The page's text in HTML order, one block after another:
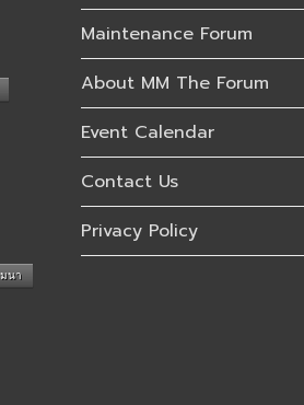
นา
Maintenance Forum
About MM The Forum
Event Calendar
Contact Us
Privacy Policy